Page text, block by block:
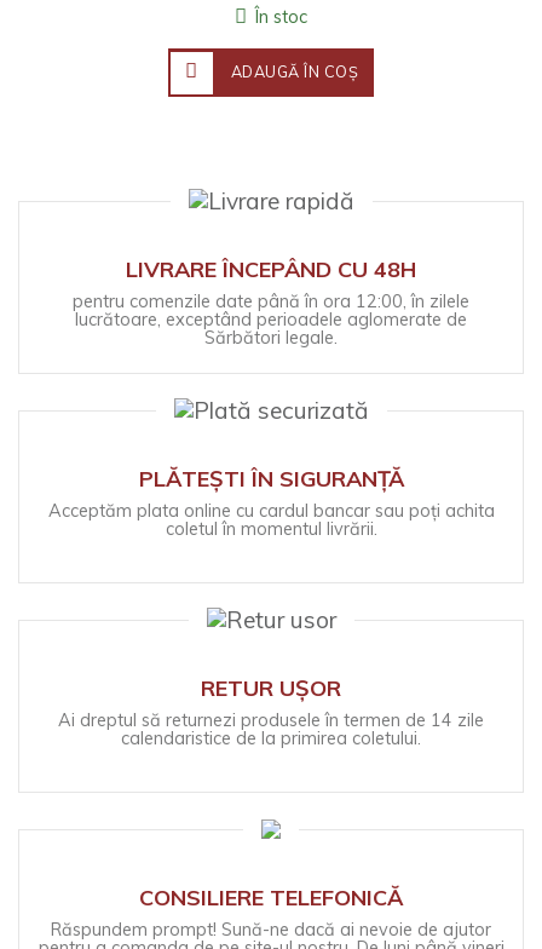
În stoc
ADAUGĂ ÎN COŞ
LIVRARE ÎNCEPÂND CU 48H
pentru comenzile date până în ora 12:00, în zilele
lucrătoare, exceptând perioadele aglomerate de
Sărbători legale.
PLĂTEȘTI ÎN SIGURANȚĂ
Acceptăm plata online cu cardul bancar sau poți achita
coletul în momentul livrării.
RETUR UȘOR
Ai dreptul să returnezi produsele în termen de 14 zile
calendaristice de la primirea coletului.
CONSILIERE TELEFONICĂ
Răspundem prompt! Sună-ne dacă ai nevoie de ajutor